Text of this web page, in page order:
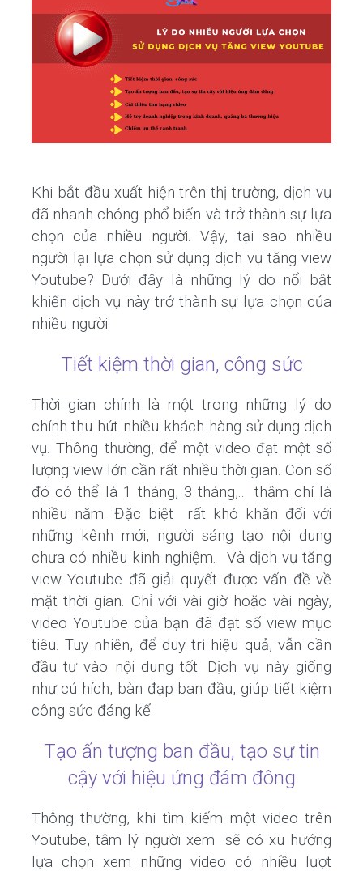
Khi bắt đầu xuất hiện trên thị trường, dịch vụ
đã nhanh chóng phổ biến và trở thành sự lựa
chọn của nhiều người. Vậy, tại sao nhiều
người lại lựa chọn sử dụng dịch vụ tăng view
Youtube? Dưới đây là những lý do nổi bật
khiến dịch vụ này trở thành sự lựa chọn của
nhiều người.
Tiết kiệm thời gian, công sức
Thời gian chính là một trong những lý do
chính thu hút nhiều khách hàng sử dụng dịch
vụ. Thông thường, để một video đạt một số
lượng view lớn cần rất nhiều thời gian. Con số
đó có thể là 1 tháng, 3 tháng,... thậm chí là
nhiều năm. Đặc biệt rất khó khăn đối với
những kênh mới, người sáng tạo nội dung
chưa có nhiều kinh nghiệm. Và dịch vụ tăng
view Youtube đã giải quyết được vấn đề về
mặt thời gian. Chỉ với vài giờ hoặc vài ngày,
video Youtube của bạn đã đạt số view mục
tiêu. Tuy nhiên, để duy trì hiệu quả, vẫn cần
đầu tư vào nội dung tốt. Dịch vụ này giống
như cú hích, bàn đạp ban đầu, giúp tiết kiệm
công sức đáng kể.
Tạo ấn tượng ban đầu, tạo sự tin
cậy với hiệu ứng đám đông
Thông thường, khi tìm kiếm một video trên
Youtube, tâm lý người xem sẽ có xu hướng
lựa chọn xem những video có nhiều lượt